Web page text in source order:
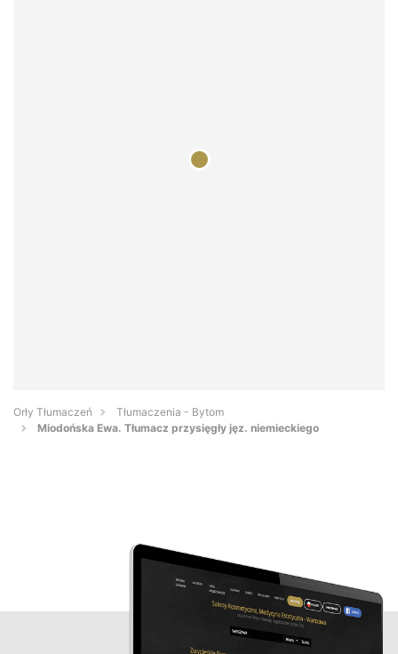
Orły Tłumaczeń
Tłumaczenia - Bytom
Miodońska Ewa. Tłumacz przysięgły jęz. niemieckiego